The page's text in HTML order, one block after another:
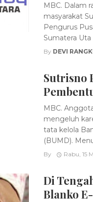
MBC. Dalam
masyarakat
Pengurus
Sumatera Uta
By DEVI
Sutrisno
MBC.
mengeluh
tata kelola
(BUMD).
By Rabu, 15
Di
Blanko